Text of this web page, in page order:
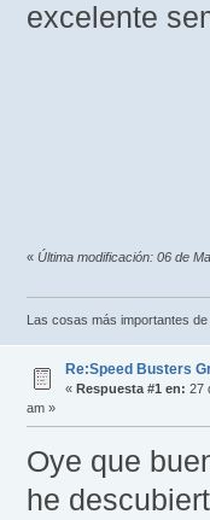
excelente
« Última modificación: 06 de
Las cosas más importantes
Re:Speed Busters
« Respuesta #1 en: 27
am »
Oye que
he